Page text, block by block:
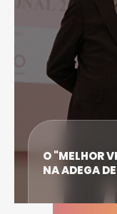
O "MELHOR
NA ADEGA